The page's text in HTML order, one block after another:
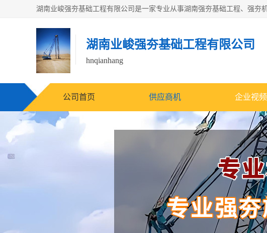
湖南业峻强夯基础工程有限公司
hnqianhang
公司首页 供应商机 企业视频